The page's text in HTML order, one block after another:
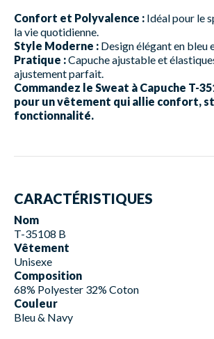
Confort et Polyvalence : Idéal pour le
la vie quotidienne.
Style Moderne : Design élégant en bleu
Pratique :Capuche ajustable et
ajustement parfait.
Commandez le Sweat à Capuche T-
pour un vêtement qui allie confort,
fonctionnalité.
CARACTÉRISTIQUES
Nom
T-35108 B
Vêtement
Unisexe
Composition
68% Polyester 32% Coton
Couleur
Bleu & Navy